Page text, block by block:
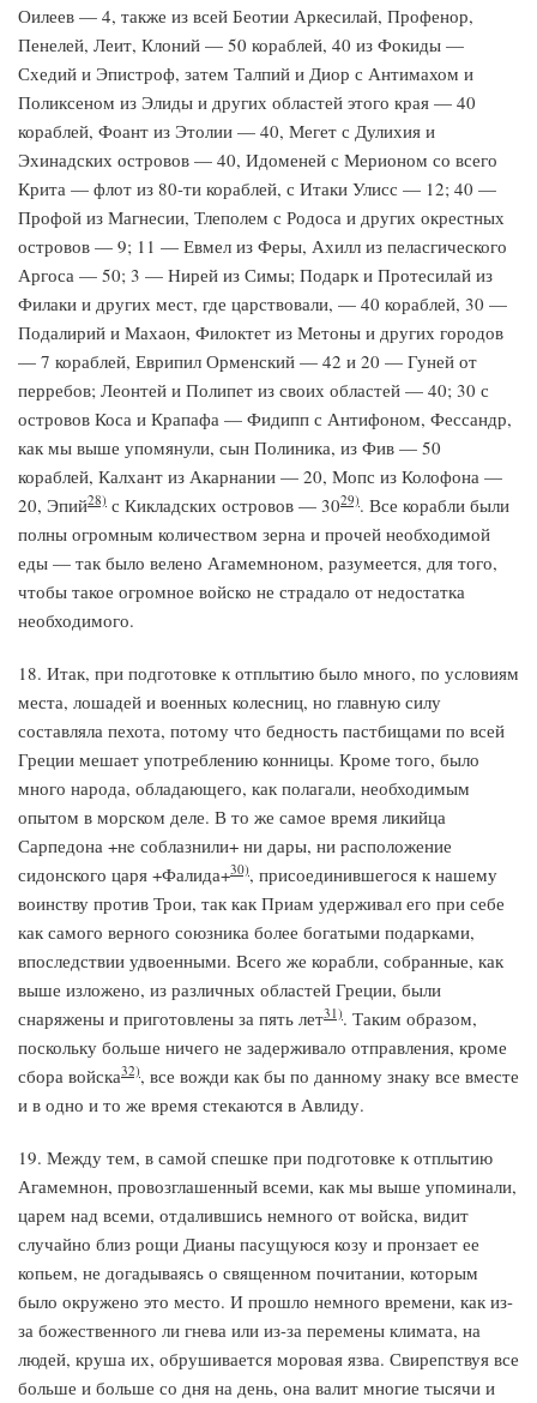
Оилеев — 4, также из всей Беотии Аркесилай, Профенор,
Пенелей, Леит, Клоний — 50 кораблей, 40 из Фокиды —
Схедий и Эпистроф, затем Талпий и Диор с Антимахом и
Поликсеном из Элиды и других областей этого края — 40
кораблей, Фоант из Этолии — 40, Мегет с Дулихия и
Эхинадских островов — 40, Идоменей с Мерионом со всего
Крита — флот из 80-ти кораблей, с Итаки Улисс — 12; 40 —
Профой из Магнесии, Тлеполем с Родоса и других окрестных
островов — 9; 11 — Евмел из Феры, Ахилл из пеласгического
Аргоса — 50; 3 — Нирей из Симы; Подарк и Протесилай из
Филаки и других мест, где царствовали, — 40 кораблей, 30 —
Подалирий и Махаон, Филоктет из Метоны и других городов
— 7 кораблей, Еврипил Орменский — 42 и 20 — Гуней от
перребов; Леонтей и Полипет из своих областей — 40; 30 с
островов Коса и Крапафа — Фидипп с Антифоном, Фессандр,
как мы выше упомянули, сын Полиника, из Фив — 50
кораблей, Калхант из Акарнании — 20, Мопс из Колофона —
20, Эпий28) с Кикладских островов — 3029). Все корабли были
полны огромным количеством зерна и прочей необходимой
еды — так было велено Агамемноном, разумеется, для того,
чтобы такое огромное войско не страдало от недостатка
необходимого.
18. Итак, при подготовке к отплытию было много, по условиям
места, лошадей и военных колесниц, но главную силу
составляла пехота, потому что бедность пастбищами по всей
Греции мешает употреблению конницы. Кроме того, было
много народа, обладающего, как полагали, необходимым
опытом в морском деле. В то же самое время ликийца
Сарпедона +нe соблазнили+ ни дары, ни расположение
сидонского царя +Фалида+30), присоединившегося к нашему
воинству против Трои, так как Приам удерживал его при себе
как самого верного союзника более богатыми подарками,
впоследствии удвоенными. Всего же корабли, собранные, как
выше изложено, из различных областей Греции, были
снаряжены и приготовлены за пять лет31). Таким образом,
поскольку больше ничего не задерживало отправления, кроме
сбора войска32), все вожди как бы по данному знаку все вместе
и в одно и то же время стекаются в Авлиду.
19. Между тем, в самой спешке при подготовке к отплытию
Агамемнон, провозглашенный всеми, как мы выше упоминали,
царем над всеми, отдалившись немного от войска, видит
случайно близ рощи Дианы пасущуюся козу и пронзает ее
копьем, не догадываясь о священном почитании, которым
было окружено это место. И прошло немного времени, как из-
за божественного ли гнева или из-за перемены климата, на
людей, круша их, обрушивается моровая язва. Свирепствуя все
больше и больше со дня на день, она валит многие тысячи и